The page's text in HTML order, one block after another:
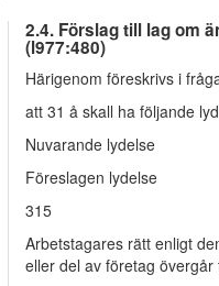
2.4. Förslag till lag om
(l977:480)
Härigenom föreskrivs i
att 31 å skall ha följande
Nuvarande lydelse
Föreslagen lydelse
315
Arbetstagares rätt enligt
eller del av företag